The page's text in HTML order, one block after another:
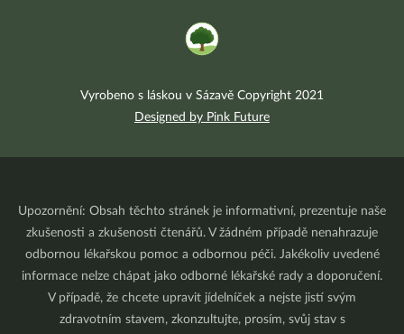
Vyrobeno s láskou v Sázavě Copyright 2021
Designed by Pink Future
Upozornění: Obsah těchto stránek je informativní, prezentuje naše
zkušenosti a zkušenosti čtenářů. V žádném případě nenahrazuje
odbornou lékařskou pomoc a odbornou péči. Jakékoliv uvedené
informace nelze chápat jako odborné lékařské rady a doporučení.
V případě, že chcete upravit jídelníček a nejste jistí svým
zdravotním stavem, zkonzultujte, prosím, svůj stav s